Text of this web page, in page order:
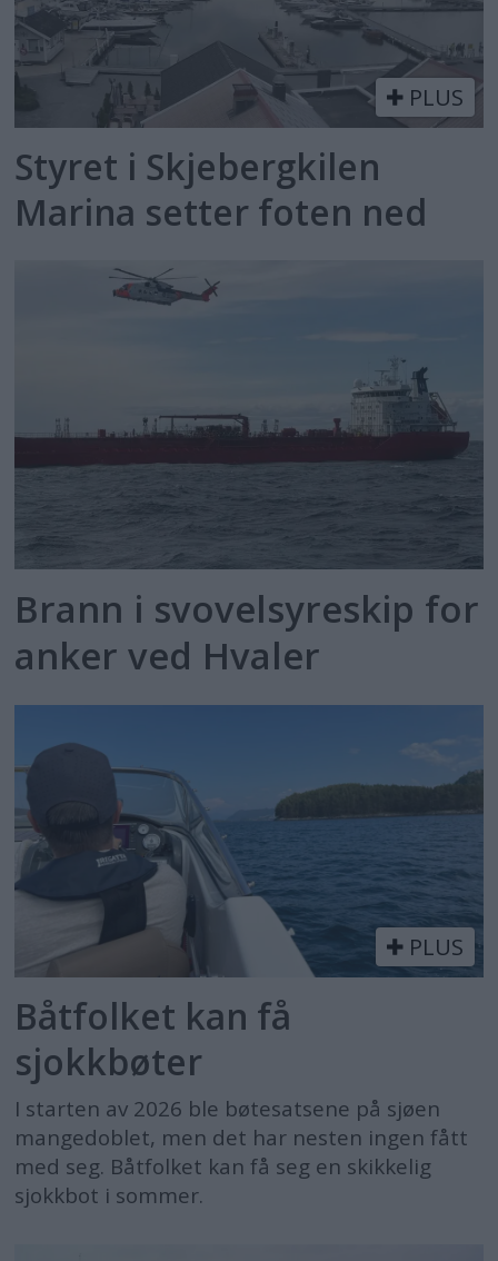
PLUS
Styret i Skjebergkilen
Marina setter foten ned
Brann i svovelsyreskip for
anker ved Hvaler
PLUS
Båtfolket kan få
sjokkbøter
I starten av 2026 ble bøtesatsene på sjøen
mangedoblet, men det har nesten ingen fått
med seg. Båtfolket kan få seg en skikkelig
sjokkbot i sommer.